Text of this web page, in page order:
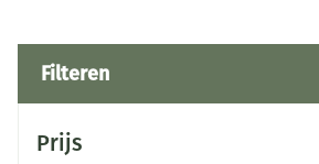
Filteren
Prijs